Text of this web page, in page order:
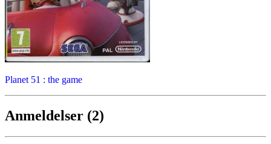
Planet 51 : the game
Anmeldelser (2)